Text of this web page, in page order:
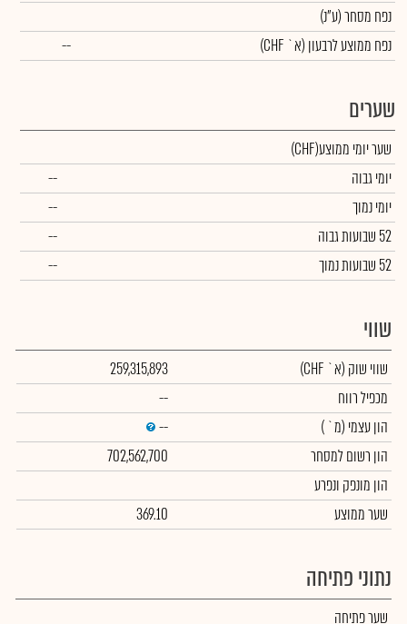
נפח מסחר(ע"נ)
נפח ממוצע לרבעון (א` CHF)
--
שערים
שער יומי ממוצע(CHF)
יומי גבוה
--
יומי נמוך
--
52 שבועות גבוה
--
52 שבועות נמוך
--
שווי
שווי שוק (א` CHF)
259,315,893
מכפיל רווח
--
הון עצמי (מ` )
--
הון רשום למסחר
702,562,700
הון מונפק ונפרע
שער ממוצע
369.10
נתוני פתיחה
שער פתיחה